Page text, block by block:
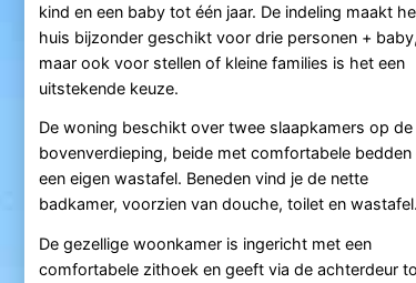
kind en een baby tot één jaar. De indeling maakt
huis bijzonder geschikt voor drie personen + baby,
maar ook voor stellen of kleine families is het een
uitstekende keuze.
De woning beschikt over twee slaapkamers op de
bovenverdieping, beide met comfortabele bedden
een eigen wastafel. Beneden vind je de nette
badkamer, voorzien van douche, toilet en wastafel.
De gezellige woonkamer is ingericht met een
comfortabele zithoek en geeft via de achterdeur